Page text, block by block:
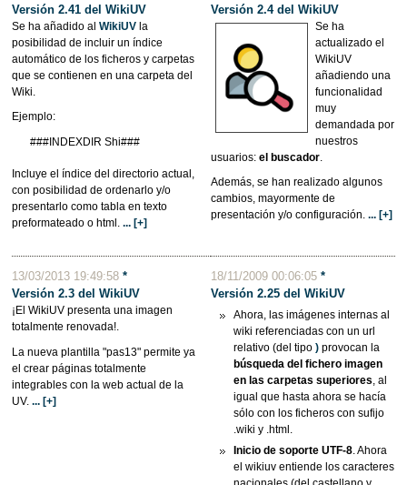
Versión 2.41 del WikiUV
Se ha añadido al WikiUVla
posibilidad de incluir un índice
automático de los ficheros y carpetas
que se contienen en una carpeta del
Wiki.
Ejemplo:
###INDEXDIR Shi###
Incluye el índice del directorio actual,
con posibilidad de ordenarlo y/o
presentarlo como tabla en texto
preformateado o html. ... [+]
Versión 2.4 del WikiUV
Se ha
actualizado el
WikiUV
añadiendo una
funcionalidad
muy
demandada por
nuestros
usuarios:el buscador
Además, se han realizado algunos
cambios, mayormente de
presentación y/o configuración.... [+]
13/03/2013 19:49:58 *
Versión 2.3 del WikiUV
¡El WikiUV presenta una imagen
totalmente renovada!.
La nueva plantilla "pas13" permite ya
el crear páginas totalmente
integrables con la web actual de la
UV. ... [+]
18/11/2009 00:06:05*
Versión 2.25 delWikiUV
Ahora, las imágenes internas al
wiki referenciadas con un url
relativo (del tipo) provocan la
búsqueda del fichero imagen
en las carpetas superiores, al
igual que hasta ahora se hacía
sólo con los ficheros con sufijo
.wiki y .html.
Inicio de soporte UTF-8. Ahora
el wikiuv entiende los caracteres